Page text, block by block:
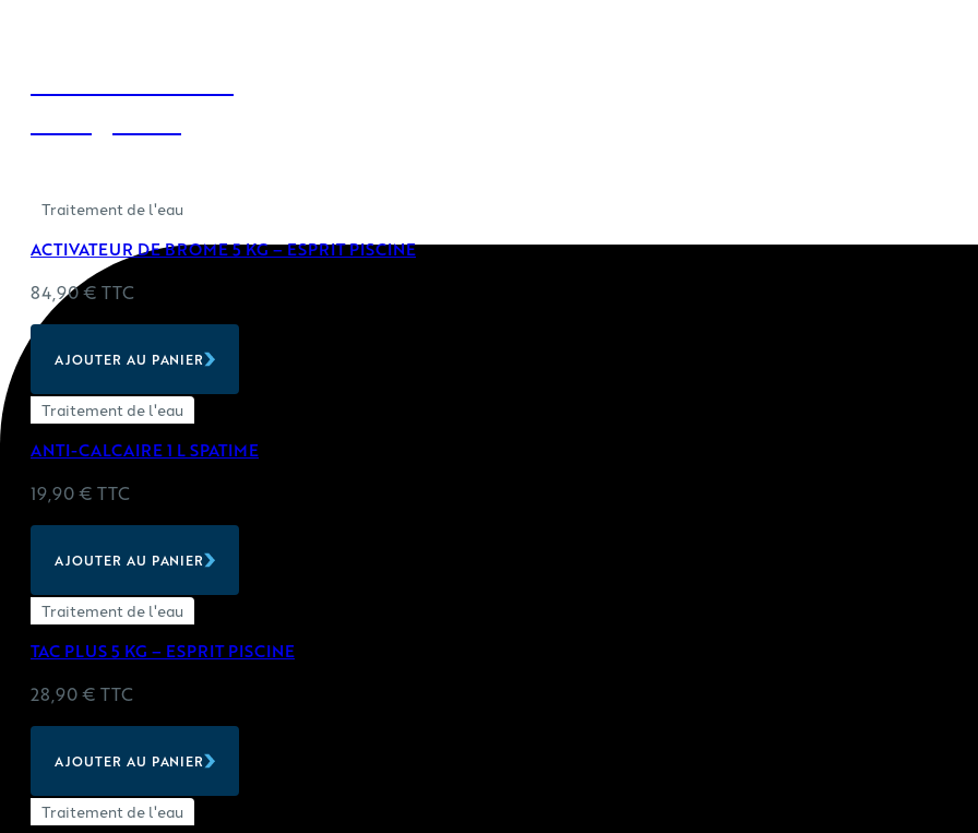
Esprit
piscine
Traitement de l'eau
ACTIVATEUR DE BROME 5 KG – ESPRIT PISCINE
84,90€ TTC
AJOUTER AU PANIER
Traitement de l'eau
ANTI-CALCAIRE 1 L SPATIME
19,90€ TTC
AJOUTER AU PANIER
Traitement de l'eau
TAC PLUS 5 KG – ESPRIT PISCINE
28,90€ TTC
AJOUTER AU PANIER
Traitement de l'eau